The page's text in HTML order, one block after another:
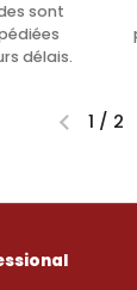
sont
délais.
1 / 2